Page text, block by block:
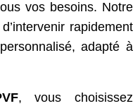
vos besoins. Notre
rapidement
adapté à
, vous choisissez